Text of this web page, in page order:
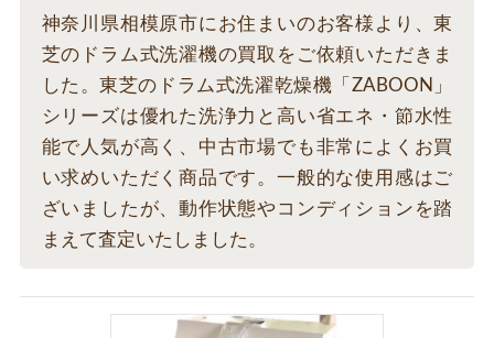
神奈川県相模原市にお住まいのお客様より、東
芝のドラム式洗濯機の買取をご依頼いただきま
した。東芝のドラム式洗濯乾燥機「ZABOON」
シリーズは優れた洗浄力と高い省エネ・節水性
能で人気が高く、中古市場でも非常によくお買
い求めいただく商品です。一般的な使用感はご
ざいましたが、動作状態やコンディションを踏
まえて査定いたしました。